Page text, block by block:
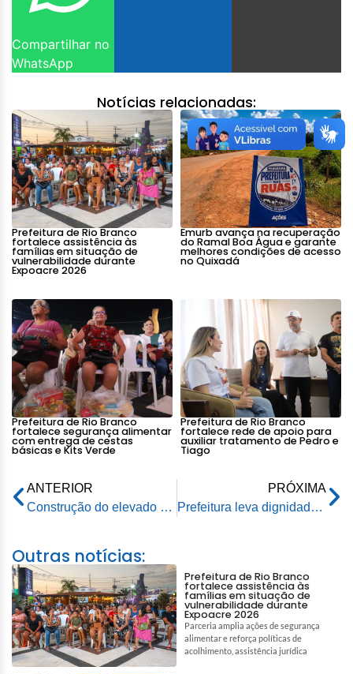
Compartilhar no
WhatsApp
Notícias relacionadas:
Prefeitura de Rio Branco
fortalece assistência às
famílias em situação de
vulnerabilidade durante
Expoacre 2026
Emurb avança na recuperação
do Ramal Boa Água e garante
melhores condições de acesso
no Quixadá
Prefeitura de Rio Branco
fortalece segurança alimentar
com entrega de cestas
básicas e Kits Verde
Prefeitura de Rio Branco
fortalece rede de apoio para
auxiliar tratamento de Pedro e
Tiago
ANTERIOR
Construção do elevado em Rio Branco promete aliviar o trânsito na avenida Dias Martins
PRÓXIMA
Prefeitura leva dignidade a moradores da Baixada com a ação Saúde na Comunidade
Outras notícias:
Prefeitura de Rio Branco
fortalece assistência às
famílias em situação de
vulnerabilidade durante
Expoacre 2026
Parceria amplia ações de segurança
alimentar e reforça políticas de
acolhimento, assistência jurídica